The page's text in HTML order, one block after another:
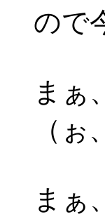
ので
まぁ
（
まぁ